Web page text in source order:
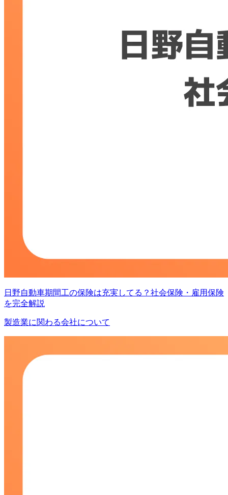
日野自動車期間工の保険は充実してる？社会保険・雇用保険
を完全解説
製造業に関わる会社について